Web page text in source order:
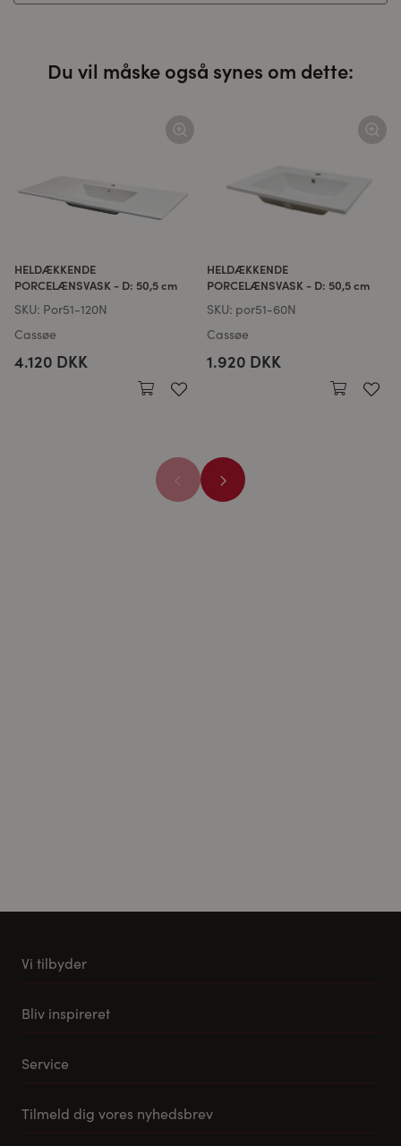
Du vil måske også synes om dette:
HELDÆKKENDE
PORCELÆNSVASK - D: 50,5 cm
SKU: Por51-120N
Cassøe
4.120 DKK
HELDÆKKENDE
PORCELÆNSVASK - D: 50,5 cm
SKU: por51-60N
Cassøe
1.920 DKK
Vi tilbyder
Køkkener
Tilbehør og reservedele
Bliv inspireret
Service
Leveringsmuligheder
Tilmeld dig vores nyhedsbrev